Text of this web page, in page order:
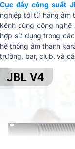
Kích thước (RxCxS)
Trọng lượng
Cục đẩy công suất
nghiệp tới từ hãng âm
kênh cùng công
hợp sử dụng trong
hệ thống âm thanh
trường, bar, club, và